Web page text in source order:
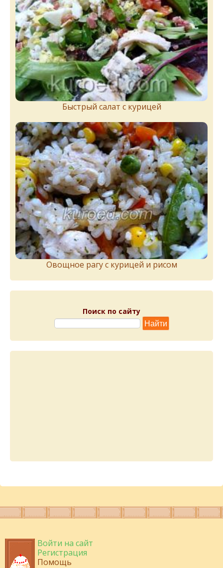
Быстрый салат с курицей
Овощное рагу с курицей и рисом
Поиск по сайту
Войти на сайт
Регистрация
Помощь